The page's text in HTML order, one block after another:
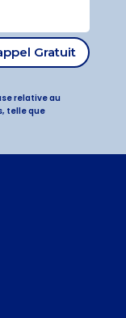
Gratuit
relative au
telle que